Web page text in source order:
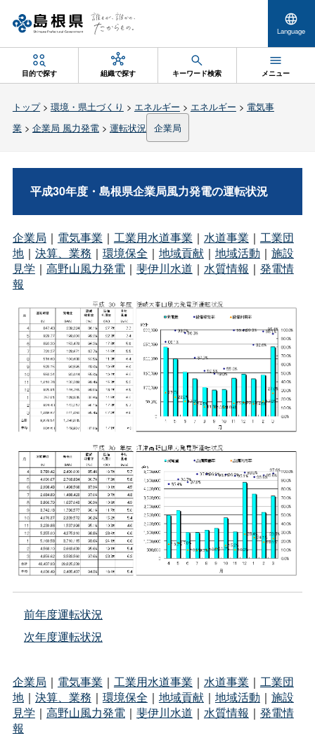
Language
目的で探す 組織で探す キーワード検索 メニュー
トップ> 環境・県土づくり > エネルギー > エネルギー > 電気事
業> 企業局 風力発電> 運転状況 企業局
平成30年度・島根県企業局風力発電の運転状況
企業局 ｜ 電気事業 ｜ 工業用水道事業 ｜ 水道事業 ｜ 工業団
地｜ 決算、業務 ｜ 環境保全 ｜ 地域貢献｜ 地域活動 ｜ 施設
見学 ｜ 高野山風力発電 ｜ 斐伊川水道 ｜ 水質情報 ｜ 発電情
報
前年度運転状況
次年度運転状況
企業局 ｜ 電気事業 ｜ 工業用水道事業 ｜ 水道事業 ｜ 工業団
地｜ 決算、業務 ｜ 環境保全 ｜ 地域貢献｜ 地域活動 ｜ 施設
見学 ｜ 高野山風力発電 ｜ 斐伊川水道 ｜ 水質情報 ｜ 発電情
報